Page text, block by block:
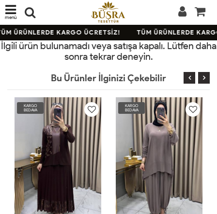
menü
ÜRÜNLERDE KARGO ÜCRETSİZ! TÜM ÜRÜNLERDE
İlgili ürün bulunamadı veya satışa kapalı. Lütfen daha
sonra tekrar deneyin.
Bu Ürünler İlginizi Çekebilir
KARGO
BEDAVA
KARGO
BEDAVA